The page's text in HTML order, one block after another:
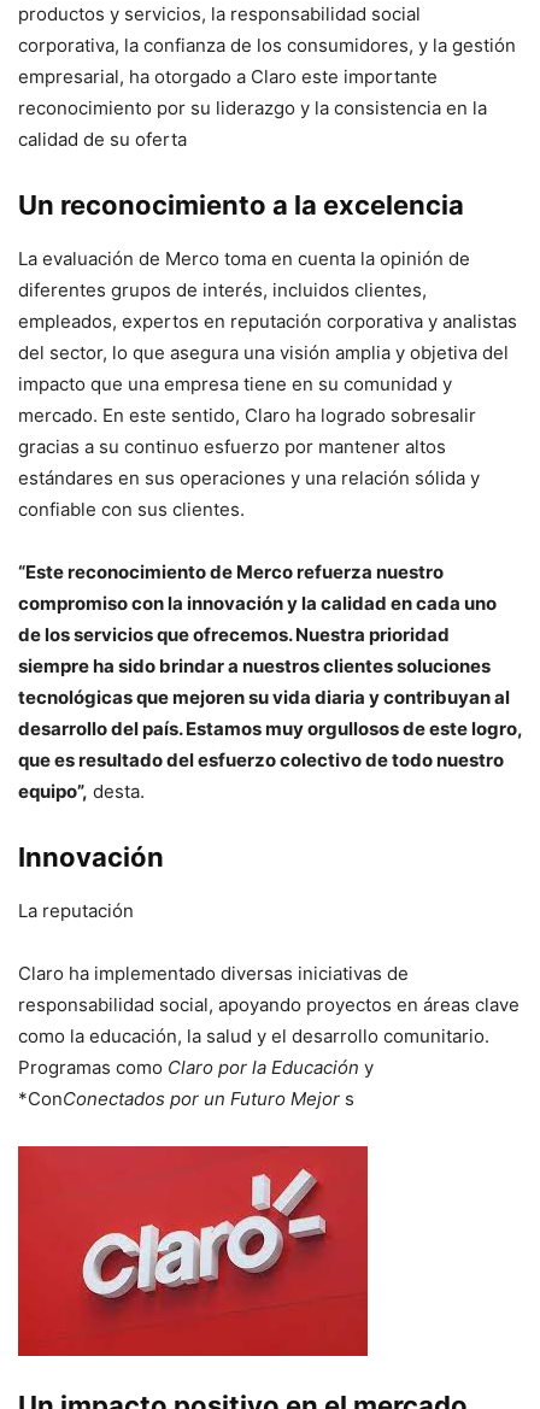
productos y servicios, la responsabilidad social
corporativa, la confianza de los consumidores, y la gestión
empresarial, ha otorgado a Claro este importante
reconocimiento por su liderazgo y la consistencia en la
calidad de su oferta
Un reconocimiento a la excelencia
La evaluación de Merco toma en cuenta la opinión de
diferentes grupos de interés, incluidos clientes,
empleados, expertos en reputación corporativa y analistas
del sector, lo que asegura una visión amplia y objetiva del
impacto que una empresa tiene en su comunidad y
mercado. En este sentido, Claro ha logrado sobresalir
gracias a su continuo esfuerzo por mantener altos
estándares en sus operaciones y una relación sólida y
confiable con sus clientes.
“Este reconocimiento de Merco refuerza nuestro
compromiso con la innovación y la calidad en cada uno
de los servicios que ofrecemos. Nuestra prioridad
siempre ha sido brindar a nuestros clientes soluciones
tecnológicas que mejoren su vida diaria y contribuyan al
desarrollo del país. Estamos muy orgullosos de este logro,
que es resultado del esfuerzo colectivo de todo nuestro
equipo”, desta.
Innovación
La reputación
Claro ha implementado diversas iniciativas de
responsabilidad social, apoyando proyectos en áreas clave
como la educación, la salud y el desarrollo comunitario.
Programas como Claro por la Educación y
*ConConectados por un Futuro Mejor s